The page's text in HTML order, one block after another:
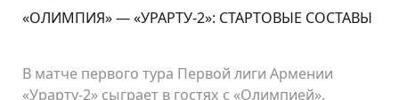
«ОЛИМПИЯ» — «УРАРТУ-2»: СТАРТОВЫЕ СОСТАВЫ
В матче первого тура Первой лиги Армении
«Урарту-2» сыграет в гостях с «Олимпией».